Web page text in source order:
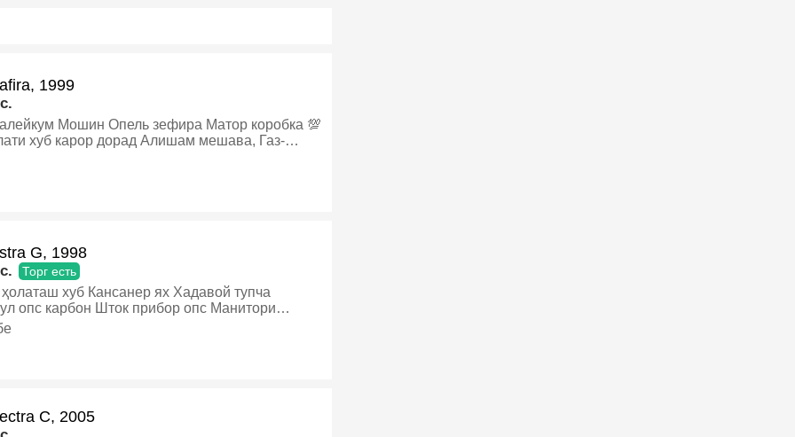
1999
зефира Матор коробка 💯
хуб карор дорад Алишам мешава, Газ-
Механика, Минивэн
G, 1998
Торг есть
хуб Кансанер ях Хадавой тупча
Шток прибор опс Манитори
балон дар ҳолати хуб
лук Дакумент тамом шудаги
C, 2005